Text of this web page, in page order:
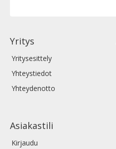
Yritys
Yritysesittely
Yhteystiedot
Yhteydenotto
Asiakastili
Kirjaudu